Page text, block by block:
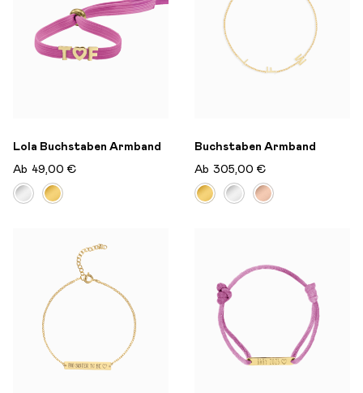
Lola Buchstaben Armband
Ab 49,00 €
Buchstaben Armband
Ab 305,00 €